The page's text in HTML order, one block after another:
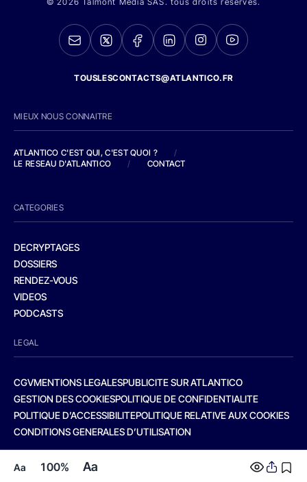
Aa 100% Aa
TOUSLESCONTACTS@ATLANTICO.FR
MIEUX NOUS CONNAITRE
ATLANTICO C'EST QUI, C'EST QUOI ?
/
LE RESEAU D'ATLANTICO
/ CONTACT
CATEGORIES
DECRYPTAGES
DOSSIERS
RENDEZ-VOUS
VIDEOS
PODCASTS
LEGAL
CGVMENTIONS LEGALESPUBLICITE SUR ATLANTICO
GESTION DES COOKIESPOLITIQUE DE CONFIDENTIALITE
POLITIQUE D’ACCESSIBILITEPOLITIQUE RELATIVE AUX COOKIES
CONDITIONS GENERALES D’UTILISATION